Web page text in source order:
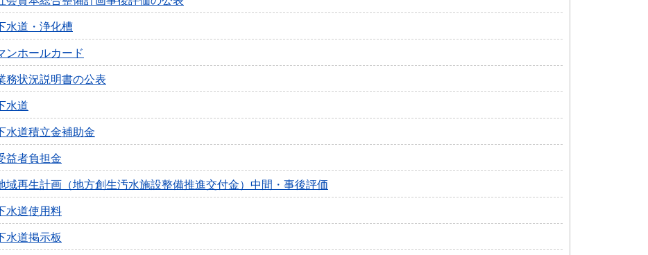
水道・浄化槽
ンホールカード
務状況説明書の公表
水道
水道積立金補助金
益者負担金
域再生計画（地方創生汚水施設整備推進交付金）中間・事後評価
水道使用料
水道掲示板